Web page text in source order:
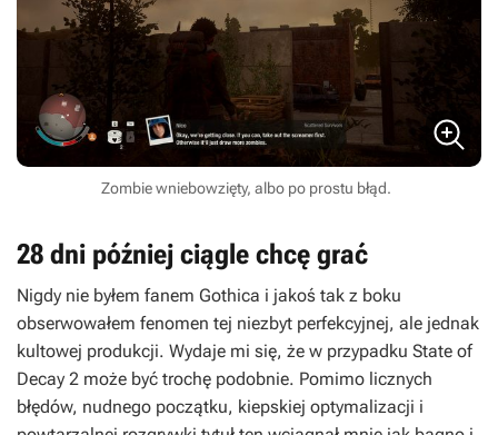
Zombie wniebowzięty, albo po prostu błąd.
28 dni później ciągle chcę grać
Nigdy nie byłem fanem Gothica i jakoś tak z boku
obserwowałem fenomen tej niezbyt perfekcyjnej, ale jednak
kultowej produkcji. Wydaje mi się, że w przypadku State of
Decay 2 może być trochę podobnie. Pomimo licznych
błędów, nudnego początku, kiepskiej optymalizacji i